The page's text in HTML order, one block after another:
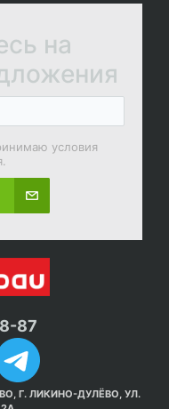
на
условия
87
Г. ЛИКИНО-ДУЛЁВО, УЛ.